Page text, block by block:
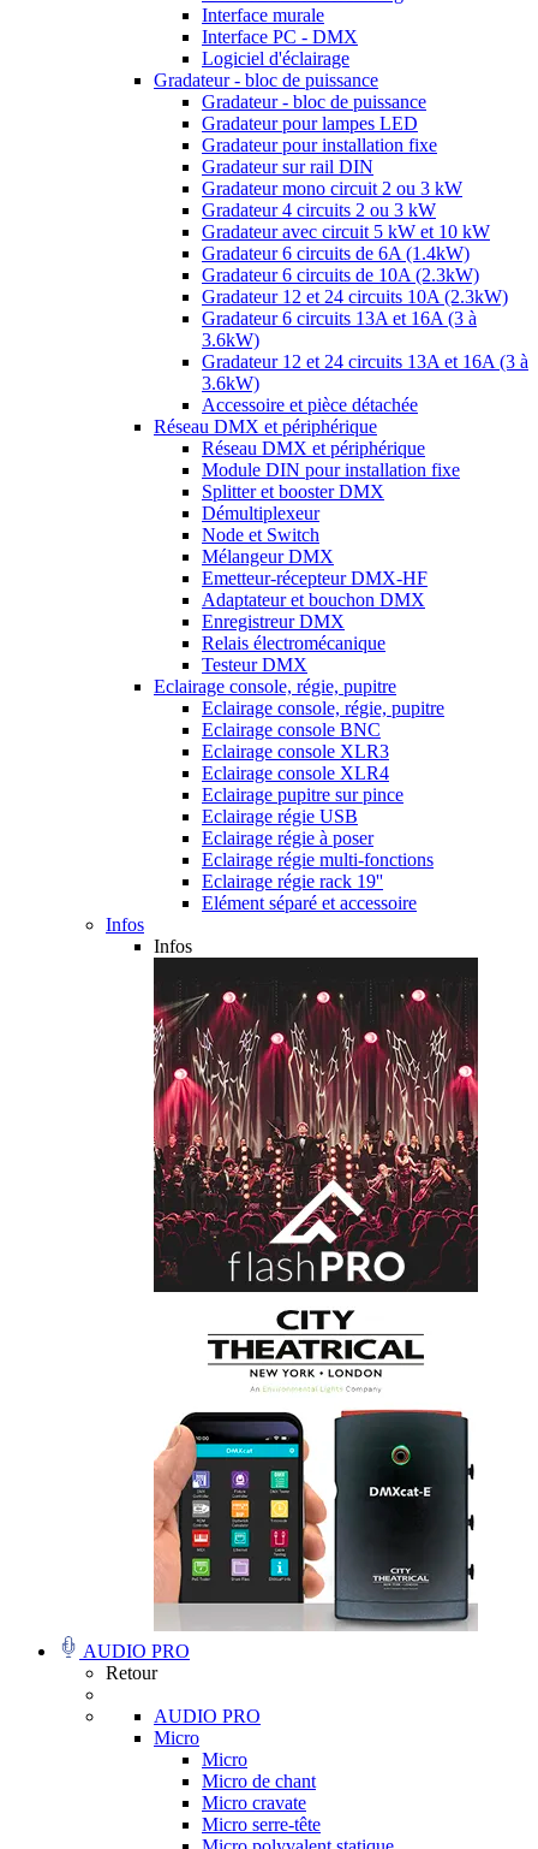
Interface murale
Interface PC - DMX
Logiciel d'éclairage
Gradateur - bloc de puissance
Gradateur - bloc de puissance
Gradateur pour lampes LED
Gradateur pour installation fixe
Gradateur sur rail DIN
Gradateur mono circuit 2 ou 3 kW
Gradateur 4 circuits 2 ou 3 kW
Gradateur avec circuit 5 kW et 10 kW
Gradateur 6 circuits de 6A (1.4kW)
Gradateur 6 circuits de 10A (2.3kW)
Gradateur 12 et 24 circuits 10A (2.3kW)
Gradateur 6 circuits 13A et 16A (3 à
3.6kW)
Gradateur 12 et 24 circuits 13A et 16A (3 à
3.6kW)
Accessoire et pièce détachée
Réseau DMX et périphérique
Réseau DMX et périphérique
Module DIN pour installation fixe
Splitter et booster DMX
Démultiplexeur
Node et Switch
Mélangeur DMX
Emetteur-récepteur DMX-HF
Adaptateur et bouchon DMX
Enregistreur DMX
Relais électromécanique
Testeur DMX
Eclairage console, régie, pupitre
Eclairage console, régie, pupitre
Eclairage console BNC
Eclairage console XLR3
Eclairage console XLR4
Eclairage pupitre sur pince
Eclairage régie USB
Eclairage régie à poser
Eclairage régie multi-fonctions
Eclairage régie rack 19''
Elément séparé et accessoire
Infos
Infos
AUDIO PRO
Retour
AUDIO PRO
Micro
Micro
Micro de chant
Micro cravate
Micro serre-tête